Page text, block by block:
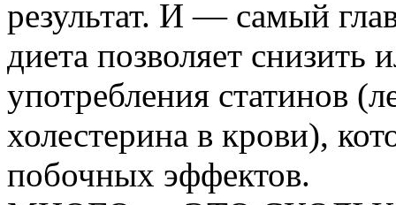
результат. И — самый
диета позволяет снизить
употребления статинов
холестерина в крови),
побочных эффектов.